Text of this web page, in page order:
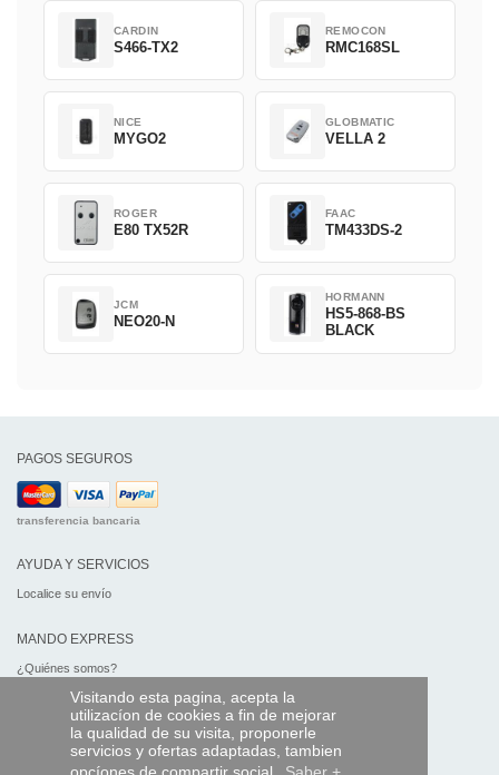
Visitando esta pagina, acepta la
utilizacíon de cookies a fin de mejorar
la qualidad de su visita, proponerle
servicios y ofertas adaptadas, tambien
CARDIN
S466-TX2
REMOCON
RMC168SL
NICE
MYGO2
GLOBMATIC
VELLA 2
ROGER
E80 TX52R
FAAC
TM433DS-2
JCM
NEO20-N
HORMANN
HS5-868-BS
BLACK
PAGOS SEGUROS
transferencia bancaria
AYUDA Y SERVICIOS
Localice su envío
MANDO EXPRESS
¿Quiénes somos?
Datos personales
Acceso profesionales